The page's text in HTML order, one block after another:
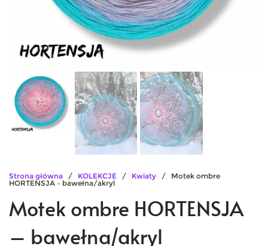
Strona główna / KOLEKCJE / Kwiaty / Motek ombre
HORTENSJA – bawełna/akryl
Motek ombre HORTENSJA
– bawełna/akryl